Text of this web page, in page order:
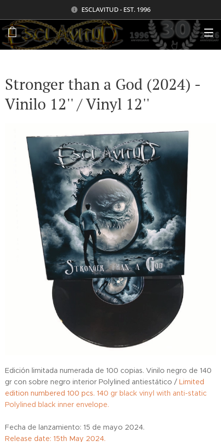
ESCLAVITUD - EST. 1996
Stronger than a God (2024) -
Vinilo 12'' / Vinyl 12''
Edición limitada numerada de 100 copias. Vinilo negro de 140
gr con sobre negro interior Polylined antiestático / Limited
edition numbered 100 pcs. 140 gr black vinyl with anti-static
Polylined black inner envelope.
Fecha de lanzamiento: 15 de mayo 2024.
Release date: 15th May 2024.